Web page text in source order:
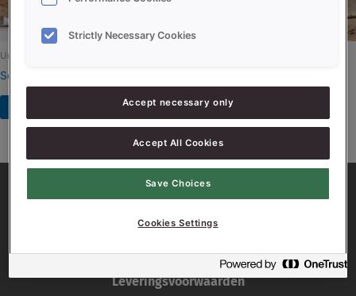
Uncategorized
SonGuard
Read more
Leveringsvoorwaarden
Strictly Necessary Cookies
Accept necessary only
Accept All Cookies
Save Choices
Cookies Settings